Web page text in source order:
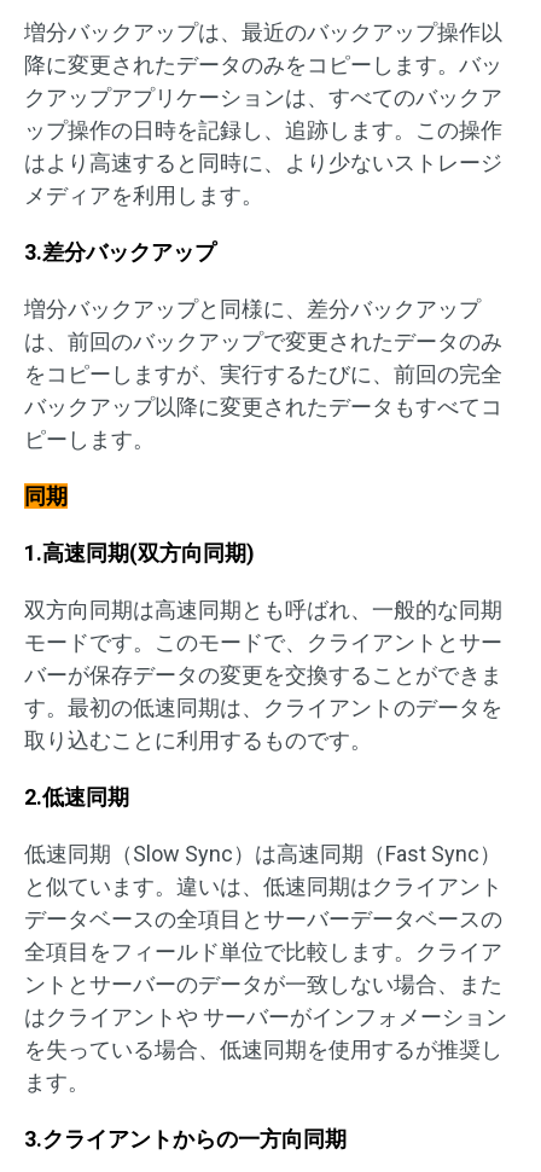
増分バックアップは、最近のバックアップ操作以
降に変更されたデータのみをコピーします。バッ
クアップアプリケーションは、すべてのバックア
ップ操作の日時を記録し、追跡します。この操作
はより高速すると同時に、より少ないストレージ
メディアを利用します。
3.差分バックアップ
増分バックアップと同様に、差分バックアップ
は、前回のバックアップで変更されたデータのみ
をコピーしますが、実行するたびに、前回の完全
バックアップ以降に変更されたデータもすべてコ
ピーします。
同期
1.高速同期(双方向同期)
双方向同期は高速同期とも呼ばれ、一般的な同期
モードです。このモードで、クライアントとサー
バーが保存データの変更を交換することができま
す。最初の低速同期は、クライアントのデータを
取り込むことに利用するものです。
2.低速同期
低速同期（Slow Sync）は高速同期（Fast Sync）
と似ています。違いは、低速同期はクライアント
データベースの全項目とサーバーデータベースの
全項目をフィールド単位で比較します。クライア
ントとサーバーのデータが一致しない場合、また
はクライアントや サーバーがインフォメーション
を失っている場合、低速同期を使用するが推奨し
ます。
3.クライアントからの一方向同期